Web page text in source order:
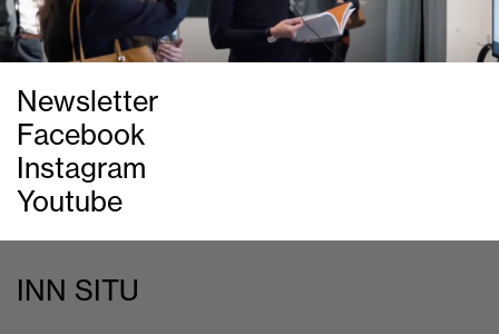
Newsletter
Facebook
Instagram
Youtube
INN SITU